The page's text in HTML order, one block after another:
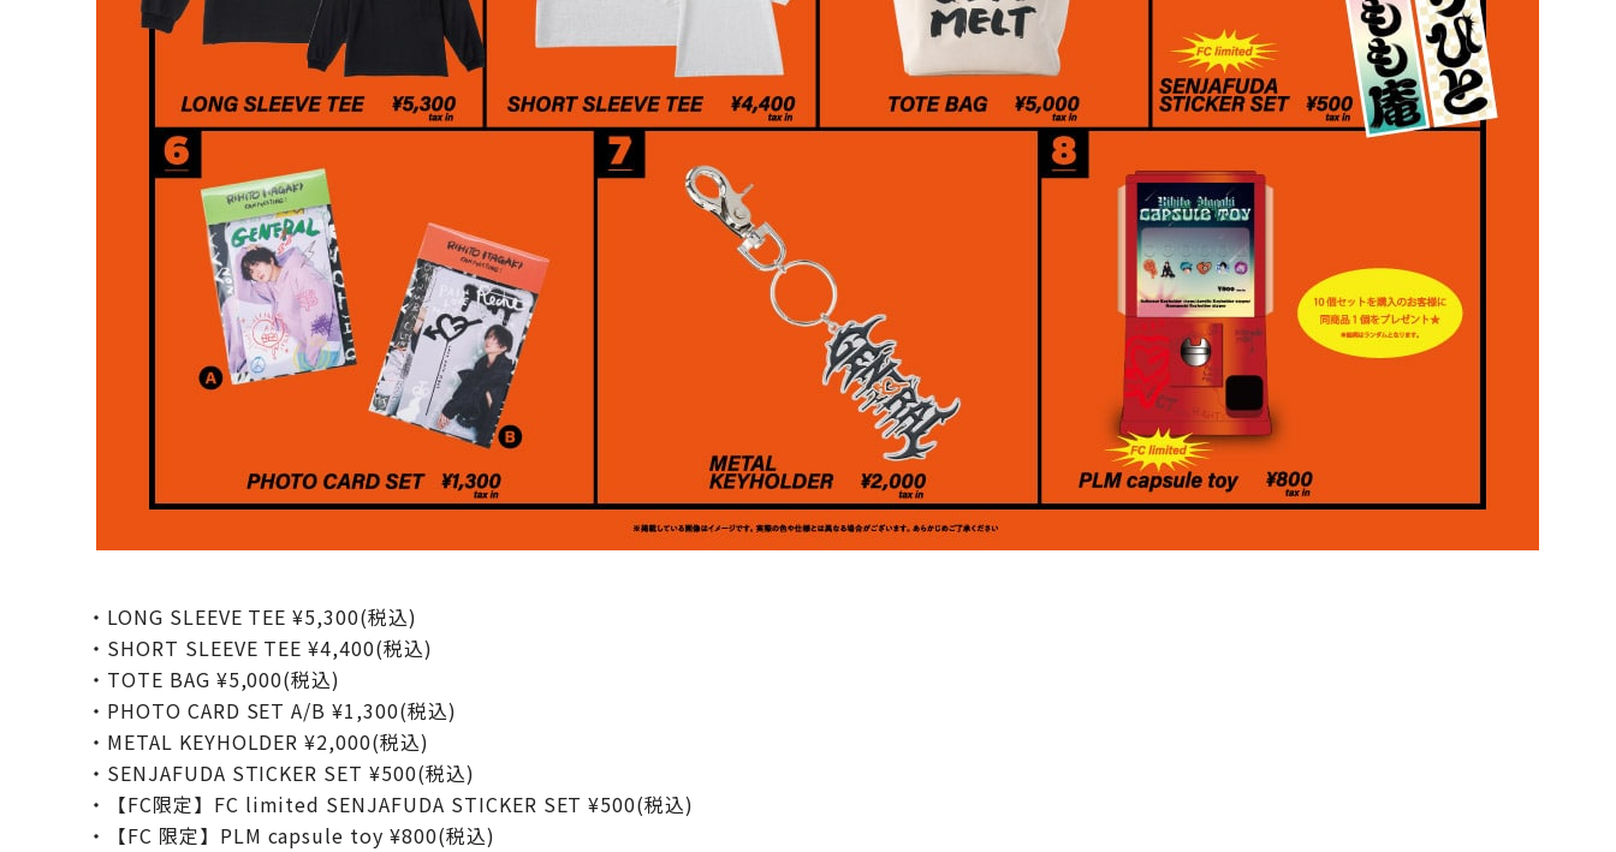
・LONG SLEEVE TEE ¥5,300(税込)
・SHORT SLEEVE TEE ¥4,400(税込)
・TOTE BAG ¥5,000(税込)
・PHOTO CARD SET A/B ¥1,300(税込)
・METAL KEYHOLDER ¥2,000(税込)
・SENJAFUDA STICKER SET ¥500(税込)
・【FC限定】FC limited SENJAFUDA STICKER SET ¥500(税込)
・【FC 限定】PLM capsule toy ¥800(税込)